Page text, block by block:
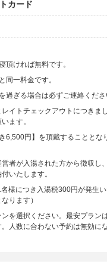
カード
頂ければ無料です。
同一料金です。
過ぎる場合は必ずご連絡くださ
イトチェックアウトにつきま
ます。
6,500円】を頂戴することとな
者が入湯された方から徴収し
いたします。
様につき入湯税300円が発生
ります）
を選択ください。最安プラン
人数に合わない予約は無効に